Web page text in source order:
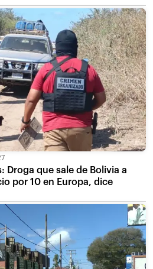
Droga que sale de Bolivia a
por 10 en Europa, dice